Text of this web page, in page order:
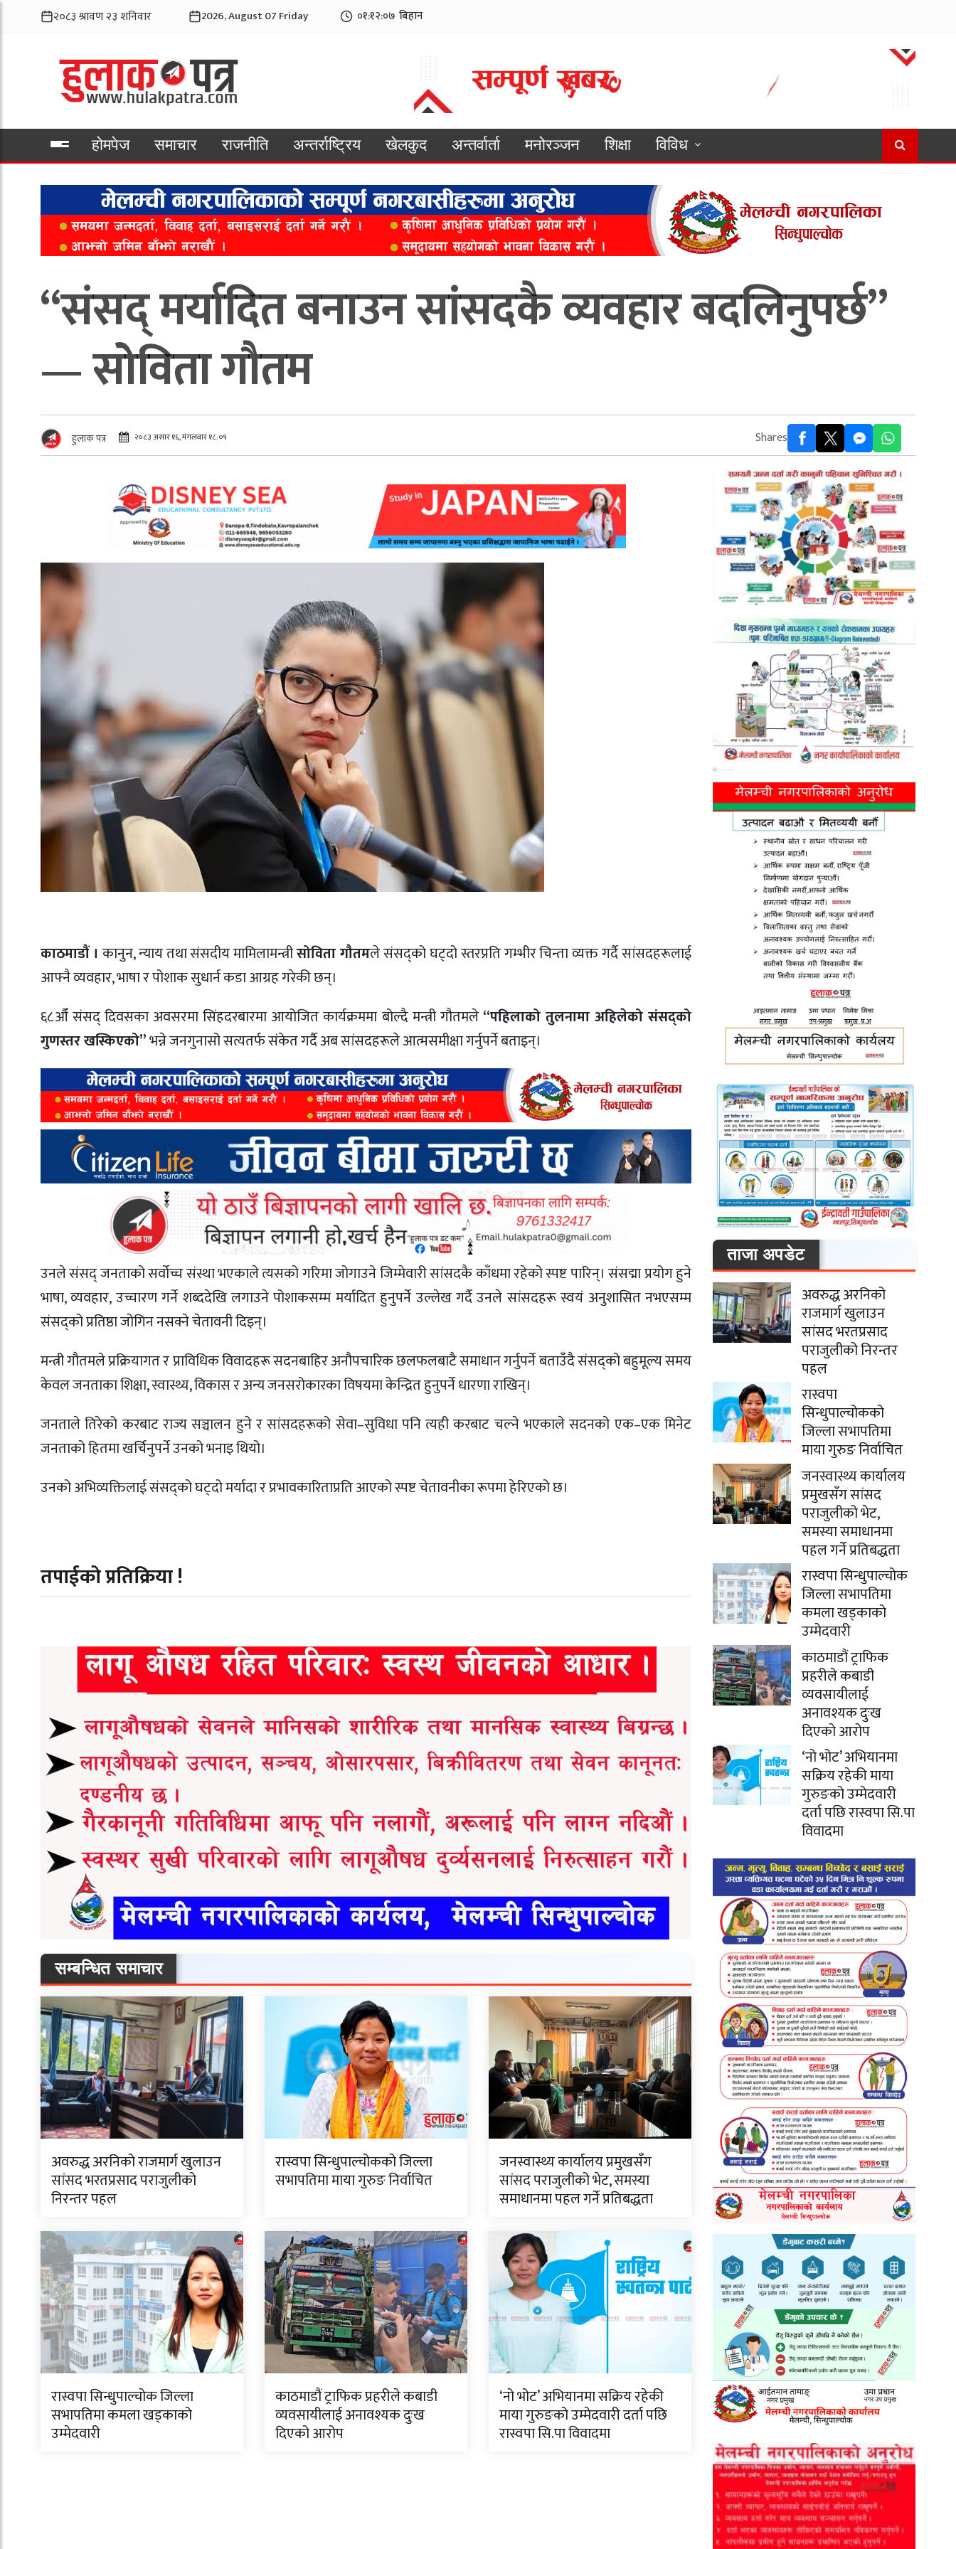
2026, August 07 Friday ०१:१२:०९ बिहान
होमपेज समाचार राजनीति अन्तर्राष्ट्रिय खेलकुद अन्तर्वार्ता मनोरञ्जन शिक्षा
विविध
“संसद् मर्यादित बनाउन सांसदकै व्यवहार बदलिनुपर्छ”
— सोविता गौतम
हुलाक पत्र २०८३ असार १६, मंगलवार १८:०९ Shares
काठमाडौं । कानुन, न्याय तथा संसदीय मामिलामन्त्रीसोविता गौतमले संसद्को घट्दो स्तरप्रति गम्भीर चिन्ता व्यक्त गर्दै सांसदहरूलाई
आफ्नै व्यवहार, भाषा र पोशाक सुधार्न कडा आग्रह गरेकी छन्।
६८औँ संसद् दिवसका अवसरमा सिंहदरबारमा आयोजित कार्यक्रममा बोल्दै मन्त्री गौतमले “पहिलाको तुलनामा अहिलेको संसद्को
गुणस्तर खस्किएको”भन्ने जनगुनासो सत्यतर्फ संकेत गर्दै अब सांसदहरूले आत्मसमीक्षा गर्नुपर्ने बताइन्।
उनले संसद् जनताको सर्वोच्च संस्था भएकाले त्यसको गरिमा जोगाउने जिम्मेवारी सांसदकै काँधमा रहेको स्पष्ट पारिन्। संसद्मा प्रयोग हुने
भाषा, व्यवहार, उच्चारण गर्ने शब्ददेखि लगाउने पोशाकसम्म मर्यादित हुनुपर्ने उल्लेख गर्दै उनले सांसदहरू स्वयं अनुशासित नभएसम्म
संसद्को प्रतिष्ठा जोगिन नसक्ने चेतावनी दिइन्।
मन्त्री गौतमले प्रक्रियागत र प्राविधिक विवादहरू सदनबाहिर अनौपचारिक छलफलबाटै समाधान गर्नुपर्ने बताउँदै संसद्को बहुमूल्य समय
केवल जनताका शिक्षा, स्वास्थ्य, विकास र अन्य जनसरोकारका विषयमा केन्द्रित हुनुपर्ने धारणा राखिन्।
जनताले तिरेको करबाट राज्य सञ्चालन हुने र सांसदहरूको सेवा–सुविधा पनि त्यही करबाट चल्ने भएकाले सदनको एक–एक मिनेट
जनताको हितमा खर्चिनुपर्ने उनको भनाइ थियो।
उनको अभिव्यक्तिलाई संसद्को घट्दो मर्यादा र प्रभावकारिताप्रति आएको स्पष्ट चेतावनीका रूपमा हेरिएको छ।
तपाईको प्रतिक्रिया !
सम्बन्धित समाचार
अवरुद्ध अरनिको राजमार्ग खुलाउन
सांसद भरतप्रसाद पराजुलीको
निरन्तर पहल
रास्वपा सिन्धुपाल्चोकको जिल्ला
सभापतिमा माया गुरुङ निर्वाचित
जनस्वास्थ्य कार्यालय प्रमुखसँग
सांसद पराजुलीको भेट, समस्या
समाधानमा पहल गर्ने प्रतिबद्धता
रास्वपा सिन्धुपाल्चोक जिल्ला
सभापतिमा कमला खड्काको
उम्मेदवारी
काठमाडौं ट्राफिक प्रहरीले कबाडी
व्यवसायीलाई अनावश्यक दुःख
दिएको आरोप
‘नो भोट’ अभियानमा सक्रिय रहेकी
माया गुरुङको उम्मेदवारी दर्ता पछि
रास्वपा सि.पा विवादमा
ताजा अपडेट
अवरुद्ध अरनिको
राजमार्ग खुलाउन
सांसद भरतप्रसाद
पराजुलीको निरन्तर
पहल
रास्वपा
सिन्धुपाल्चोकको
जिल्ला सभापतिमा
माया गुरुङ निर्वाचित
जनस्वास्थ्य कार्यालय
प्रमुखसँग सांसद
पराजुलीको भेट,
समस्या समाधानमा
पहल गर्ने प्रतिबद्धता
रास्वपा सिन्धुपाल्चोक
जिल्ला सभापतिमा
कमला खड्काको
उम्मेदवारी
काठमाडौं ट्राफिक
प्रहरीले कबाडी
व्यवसायीलाई
अनावश्यक दुःख
दिएको आरोप
‘नो भोट’ अभियानमा
सक्रिय रहेकी माया
गुरुङको उम्मेदवारी
दर्ता पछि रास्वपा सि.पा
विवादमा